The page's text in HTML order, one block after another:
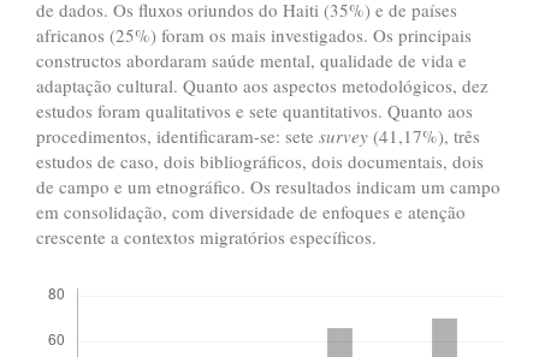
de dados. Os fluxos oriundos do Haiti (35%) e de países
africanos (25%) foram os mais investigados. Os principais
constructos abordaram saúde mental, qualidade de vida e
adaptação cultural. Quanto aos aspectos metodológicos, dez
estudos foram qualitativos e sete quantitativos. Quanto aos
procedimentos, identificaram-se: sete survey (41,17%), três
estudos de caso, dois bibliográficos, dois documentais, dois
de campo e um etnográfico. Os resultados indicam um campo
em consolidação, com diversidade de enfoques e atenção
crescente a contextos migratórios específicos.